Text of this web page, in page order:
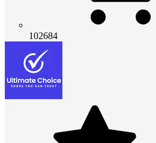
102684